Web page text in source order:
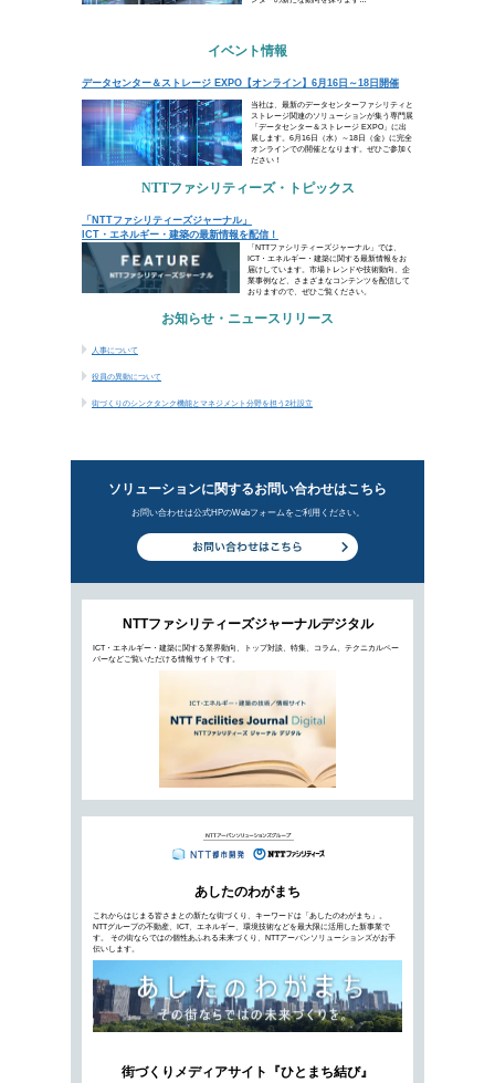
ビジネスコラム
エッジデータセンターが後押しする未来の街づ
都市から地方へ、未来の街づくりはデータセン
イベント情報
トピックス
「NTTファシリティーズジャーナル」 ICT・エ
お知らせ・ニュースリリース
人事について
エッジデータセンターが後押しする
2021年6月16日公開
日本では地方分散化の取り組みが進む中で、
タセンター」が注目されるようになっていま
都市から地方へ、未来の街づくりは